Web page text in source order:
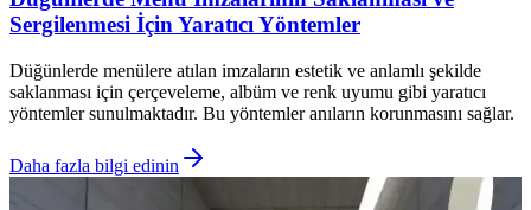
Sergilenmesi İçin Yaratıcı Yöntemler
Düğünlerde menülere atılan imzaların estetik ve anlamlı şekilde
saklanması için çerçeveleme, albüm ve renk uyumu gibi yaratıcı
yöntemler sunulmaktadır. Bu yöntemler anıların korunmasını sağlar.
Daha fazla bilgi edinin